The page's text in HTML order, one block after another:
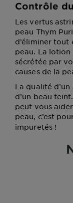
Contrôle
Les vertus
peau Thym
d’éliminer tout
peau. La
sécrétée par
causes de la
La qualité
d’un beau
peut vous
peau, c’est
impuretés !